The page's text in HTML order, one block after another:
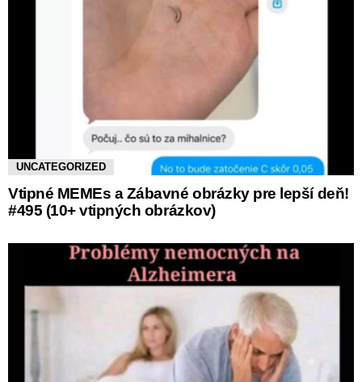
UNCATEGORIZED
Vtipné MEMEs a Zábavné obrázky pre lepší deň!
#495 (10+ vtipných obrázkov)